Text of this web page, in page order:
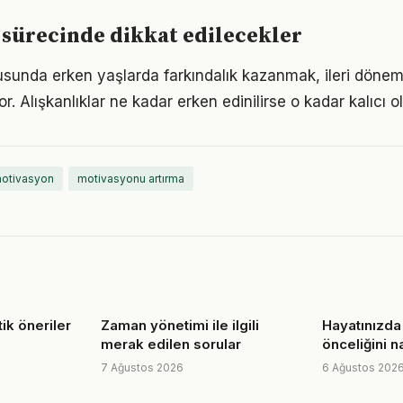
dikkat edilecekler
erken yaşlarda farkındalık kazanmak, ileri
Alışkanlıklar ne kadar erken edinilirse o kadar kalıcı
motivasyonu artırma
öneriler
Zaman yönetimi ile ilgili
merak edilen sorular
7 Ağustos 2026
önceliğini
6 Ağustos